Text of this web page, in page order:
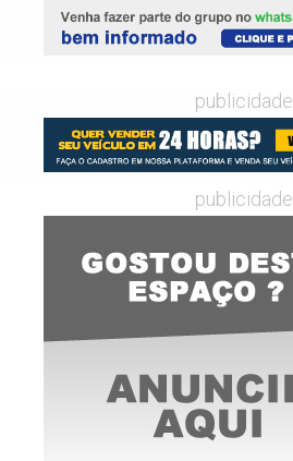
publicidade
publicidade